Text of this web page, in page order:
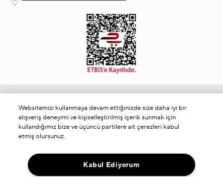
Bizimle İletişime Geçin
KVKK Aydınlatma Metni
Gizlilik Politikası
Websitemizi kullanmaya devam ettiğinizde size daha iyi bir
alışveriş deneyimi ve kişiselleştirilmiş içerik sunmak için
kullandığımız bize ve üçüncü partilere ait çerezleri kabul
etmiş olursunuz.
Kabul Ediyorum